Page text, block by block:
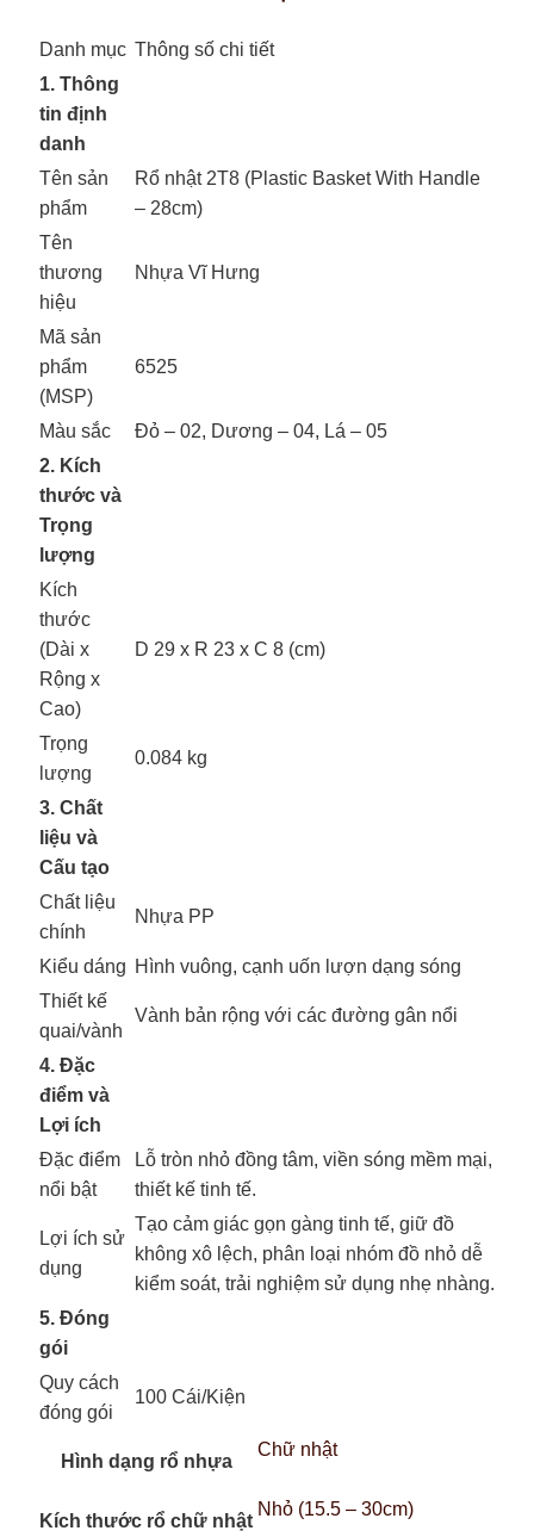
Danh mục Thông số chi tiết
1. Thông
tin định
danh
Tên sản
phẩm
Rổ nhật 2T8 (Plastic Basket With Handle
– 28cm)
Tên
thương
hiệu
Nhựa Vĩ Hưng
Mã sản
phẩm
(MSP)
6525
Màu sắc
Đỏ – 02, Dương – 04, Lá – 05
2. Kích
thước và
Trọng
lượng
Kích
thước
(Dài x
Rộng x
Cao)
D 29 x R 23 x C 8 (cm)
Trọng
lượng
0.084 kg
3. Chất
liệu và
Cấu tạo
Chất liệu
chính
Nhựa PP
Kiểu dáng Hình vuông, cạnh uốn lượn dạng sóng
Thiết kế
quai/vành
Vành bản rộng với các đường gân nổi
4. Đặc
điểm và
Lợi ích
Đặc điểm
nổi bật
Lỗ tròn nhỏ đồng tâm, viền sóng mềm mại,
thiết kế tinh tế.
Lợi ích sử
dụng
Tạo cảm giác gọn gàng tinh tế, giữ đồ
không xô lệch, phân loại nhóm đồ nhỏ dễ
kiểm soát, trải nghiệm sử dụng nhẹ nhàng.
5. Đóng
gói
Quy cách
đóng gói
100 Cái/Kiện
Hình dạng rổ nhựa
Chữ nhật
Kích thước rổ chữ nhật
Nhỏ (15.5 – 30cm)